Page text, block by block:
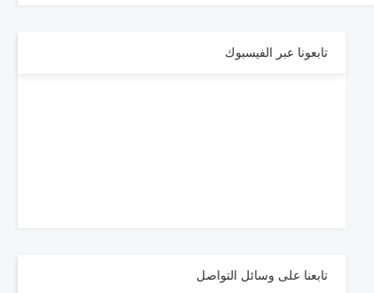
تابعونا عبر الفيسبوك
تابعنا على وسائل التواصل